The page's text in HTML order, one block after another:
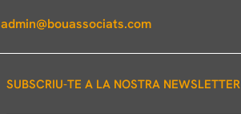
admin@bouassociats.com
SUBSCRIU-TE A LA NOSTRA NEWSLETTER